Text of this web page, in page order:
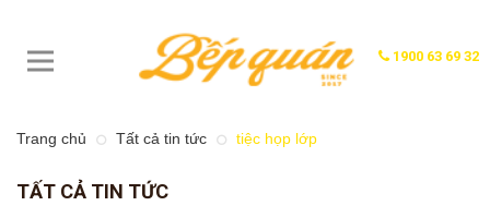
1900 63 69 32
Trang chủ Tất cả tin tức tiệc họp lớp
TẤT CẢ TIN TỨC